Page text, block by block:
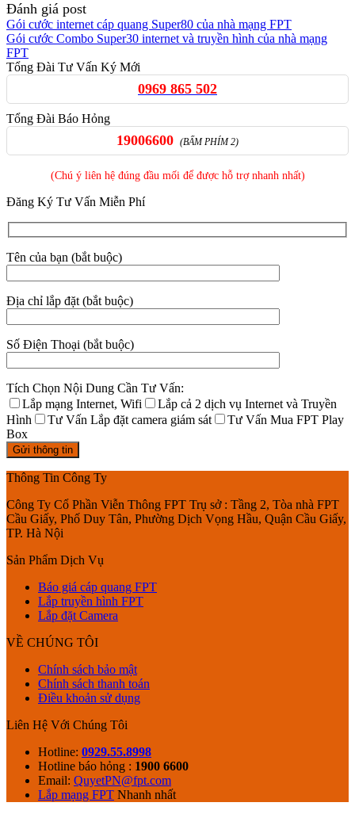
Đánh giá post
Gói cước internet cáp quang Super80 của nhà mạng FPT
Gói cước Combo Super30 internet và truyền hình của nhà mạng
FPT
Tổng Đài Tư Vấn Ký Mới
0969 865 502
Tổng Đài Báo Hỏng
19006600 (BẤM PHÍM 2)
(Chú ý liên hệ đúng đầu mối để được hỗ trợ nhanh nhất)
Đăng Ký Tư Vấn Miễn Phí
Tên của bạn (bắt buộc)
Địa chỉ lắp đặt (bắt buộc)
Số Điện Thoại (bắt buộc)
Tích Chọn Nội Dung Cần Tư Vấn:
Lắp mạng Internet, Wifi
Lắp cả 2 dịch vụ Internet và Truyền
Hình
Tư Vấn Lắp đặt camera giám sát
Tư Vấn Mua FPT Play
Box
Thông Tin Công Ty
Công Ty Cổ Phần Viễn Thông FPT Trụ sở : Tầng 2, Tòa nhà FPT
Cầu Giấy, Phố Duy Tân, Phường Dịch Vọng Hầu, Quận Cầu Giấy,
TP. Hà Nội
Sản Phẩm Dịch Vụ
Báo giá cáp quang FPT
Lắp truyền hình FPT
Lắp đặt Camera
VỀ CHÚNG TÔI
Chính sách bảo mật
Chính sách thanh toán
Điều khoản sử dụng
Liên Hệ Với Chúng Tôi
Hotline: 0929.55.8998
Hotline báo hỏng : 1900 6600
Email: QuyetPN@fpt.com
Lắp mạng FPT Nhanh nhất